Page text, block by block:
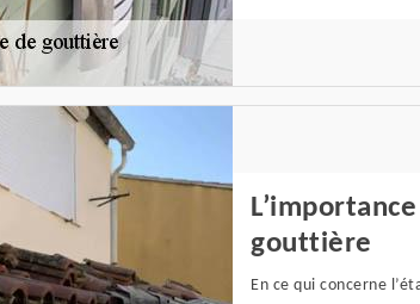
gouttière
En ce qui concerne